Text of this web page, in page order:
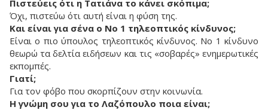
Πιστεύεις ότι η Τατιάνα το κάνει σκόπιμα;
Όχι, πιστεύω ότι αυτή είναι η φύση της.
Και είναι για σένα ο Νο 1 τηλεοπτικός κίνδυνος;
Είναι ο πιο ύπουλος τηλεοπτικός κίνδυνος. Νο 1 κίνδυνο
θεωρώ τα δελτία ειδήσεων και τις «σοβαρές» ενημερωτικές
εκπομπές.
Γιατί;
Για τον φόβο που σκορπίζουν στην κοινωνία.
Η γνώμη σου για το Λαζόπουλο ποια είναι;